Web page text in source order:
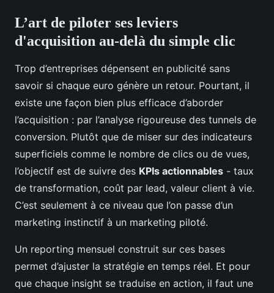
L’art de piloter ses leviers
d'acquisition au-delà du simple clic
Trop d’entreprises dépensent en publicité sans
savoir si chaque euro génère un retour. Pourtant, il
existe une façon bien plus efficace d’aborder
l’acquisition : par l’analyse rigoureuse des tunnels de
conversion. Plutôt que de miser sur des indicateurs
superficiels comme le nombre de clics ou de vues,
l’objectif est de suivre des KPIs actionnables - taux
de transformation, coût par lead, valeur client à vie.
C’est seulement à ce niveau que l’on passe d’un
marketing instinctif à un marketing piloté.
Un reporting mensuel construit sur ces bases
permet d’ajuster la stratégie en temps réel. Et pour
que chaque insight se traduise en action, il faut une